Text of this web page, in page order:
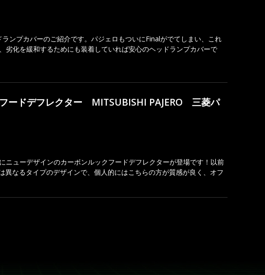
ンプカバーのご紹介です。パジェロもついにFinalがでてしまい、これ
劣化を緩和するためにも装着していれば安心のヘッドランプカバーで
ードデフレクター MITSUBISHI PAJERO 三菱パ
ニューデザインのカーボンルックフードデフレクターが登場です！以前
異なるタイプのデザインで、個人的にはこちらの方が質感が良く、オフ